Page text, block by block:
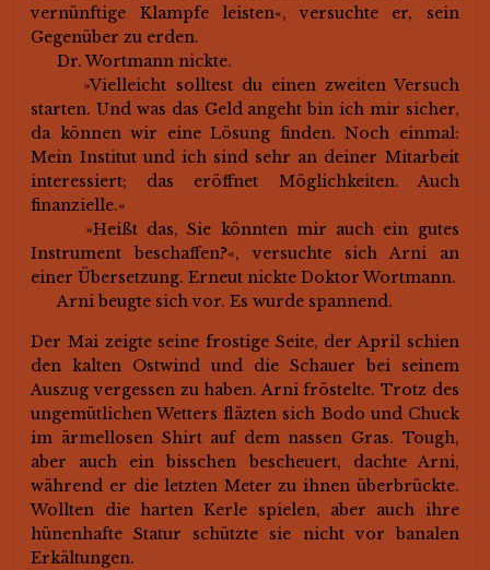
vernünftige Klampfe leisten«, versuchte er, sein
Gegenüber zu erden.
Dr. Wortmann nickte.
»Vielleicht solltest du einen zweiten Versuch
starten. Und was das Geld angeht bin ich mir sicher,
da können wir eine Lösung finden. Noch einmal:
Mein Institut und ich sind sehr an deiner Mitarbeit
interessiert; das eröffnet Möglichkeiten. Auch
finanzielle.«
»Heißt das, Sie könnten mir auch ein gutes
Instrument beschaffen?«, versuchte sich Arni an
einer Übersetzung. Erneut nickte Doktor Wortmann.
Arni beugte sich vor. Es wurde spannend.
Der Mai zeigte seine frostige Seite, der April schien
den kalten Ostwind und die Schauer bei seinem
Auszug vergessen zu haben. Arni fröstelte. Trotz des
ungemütlichen Wetters fläzten sich Bodo und Chuck
im ärmellosen Shirt auf dem nassen Gras. Tough,
aber auch ein bisschen bescheuert, dachte Arni,
während er die letzten Meter zu ihnen überbrückte.
Wollten die harten Kerle spielen, aber auch ihre
hünenhafte Statur schützte sie nicht vor banalen
Erkältungen.